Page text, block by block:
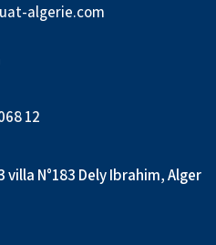
algerie.com
12
N°183 Dely Ibrahim, Alger